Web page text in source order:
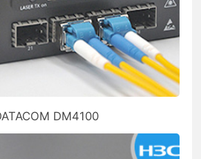
DM4100